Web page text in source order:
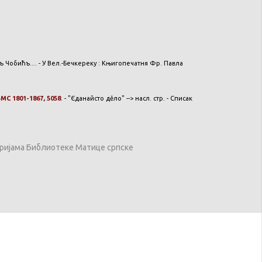
- У Вел.-Бечкереку : Књигопечатня Фр. Павла
1801-1867, 5058. - "Єданайсто дěло" --> насл. стр. - Списак
Библиотеке Матице српске